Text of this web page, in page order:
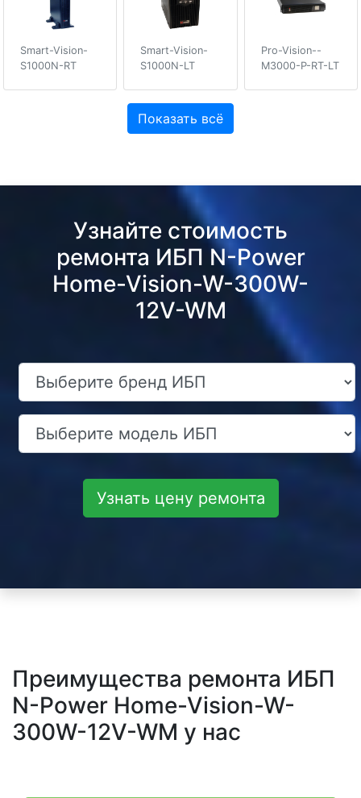
Smart-Vision-
S1000N-RT
Smart-Vision-
S1000N-LT
Pro-Vision--
M3000-P-RT-LT
Показать всё
Узнайте стоимость
ремонта ИБП N-Power
Home-Vision-W-300W-
12V-WM
Узнать цену ремонта
Преимущества ремонта ИБП
N-Power Home-Vision-W-
300W-12V-WM у нас